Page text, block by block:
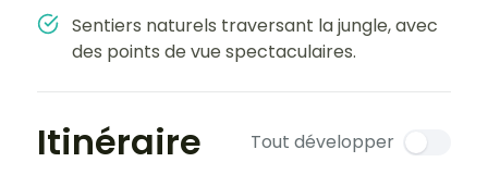
Sentiers naturels traversant la jungle, avec
des points de vue spectaculaires.
Itinéraire Tout développer